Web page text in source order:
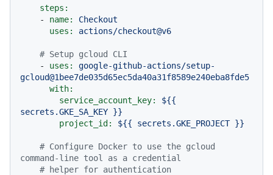
steps:
-
name:
Checkout
uses:
actions/checkout@v6
# Setup gcloud CLI
-
uses:
google-github-actions/setup-
gcloud@1bee7de035d65ec5da40a31f8589e240eba8fde5
with:
service_account_key:
${{
secrets.GKE_SA_KEY }}
project_id:
${{ secrets.GKE_PROJECT }}
# Configure Docker to use the gcloud
command-line tool as a credential
# helper for authentication